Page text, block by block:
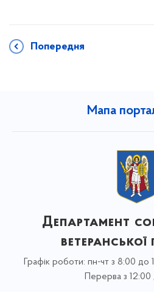
Попередня
Мапа
Департамент
ветеранської
Графік роботи: пн-чт з 8:00 до
Перерва з